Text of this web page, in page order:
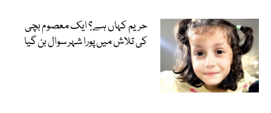
حریم کہاں ہے؟ ایک معصوم بچی
کی تلاش میں پورا شہر سوال بن گیا